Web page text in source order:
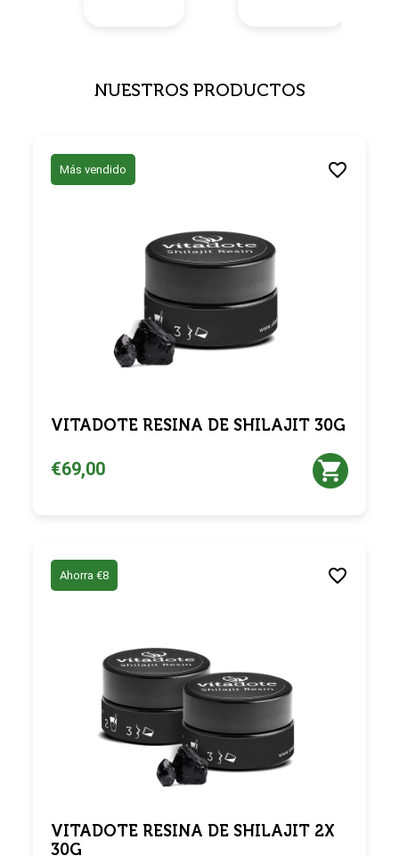
NUESTROS PRODUCTOS
Más vendido
VITADOTE RESINA DE SHILAJIT 30G
€69,00
Ahorra €8
VITADOTE RESINA DE SHILAJIT 2X
30G